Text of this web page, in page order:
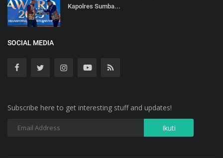
Kapolres Sumba...
SOCIAL MEDIA
Subscribe here to get interesting stuff and updates!